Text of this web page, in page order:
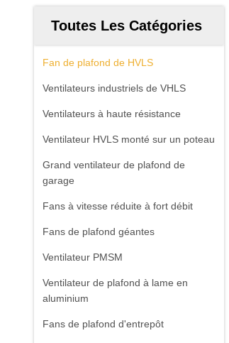
Toutes Les Catégories
Fan de plafond de HVLS
Ventilateurs industriels de VHLS
Ventilateurs à haute résistance
Ventilateur HVLS monté sur un poteau
Grand ventilateur de plafond de
garage
Fans à vitesse réduite à fort débit
Fans de plafond géantes
Ventilateur PMSM
Ventilateur de plafond à lame en
aluminium
Fans de plafond d'entrepôt